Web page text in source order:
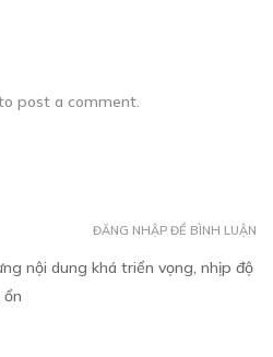
post a comment.
nội dung khá triển vọng, nhịp độ
ĐĂNG NHẬP ĐỂ BÌNH LUẬN